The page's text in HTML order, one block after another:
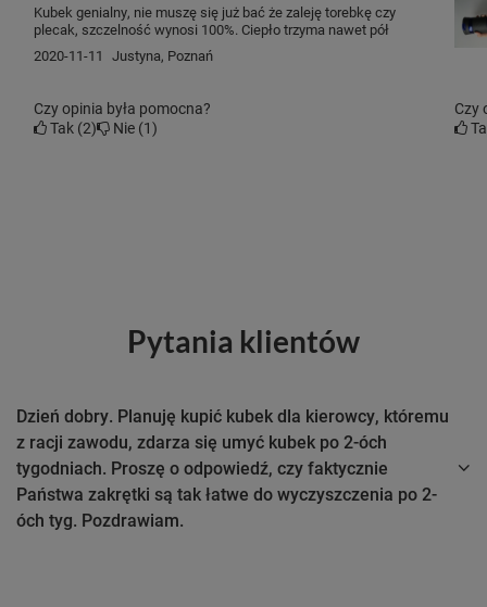
Kubek genialny, nie muszę się już bać że zaleję torebkę czy
plecak, szczelność wynosi 100%. Ciepło trzyma nawet pół
dnia
2020-11-11 Justyna, Poznań
Czy opinia była pomocna?
Tak 2 Nie 1
Czy
Pytania klientów
Dzień dobry. Planuję kupić kubek dla kierowcy, któremu
z racji zawodu, zdarza się umyć kubek po 2-óch
tygodniach. Proszę o odpowiedź, czy faktycznie
Państwa zakrętki są tak łatwe do wyczyszczenia po 2-
óch tyg. Pozdrawiam.